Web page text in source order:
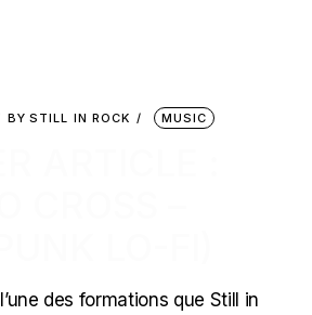
BY STILL IN ROCK MUSIC
des formations que Still in